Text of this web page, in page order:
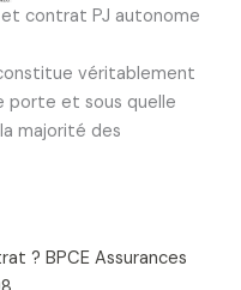
et contrat PJ autonome
véritablement
porte et sous quelle
majorité des
? BPCE Assurances